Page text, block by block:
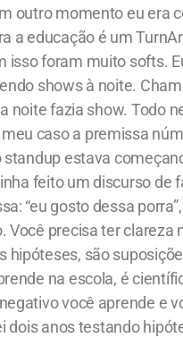
outro momento eu era
a educação é um
isso foram muito softs.
shows à noite.
noite fazia show. Todo
caso a premissa
standup estava
feito um discurso
“eu gosto dessa
Você precisa ter
hipóteses, são
na escola, é
você aprende e
dois anos testando